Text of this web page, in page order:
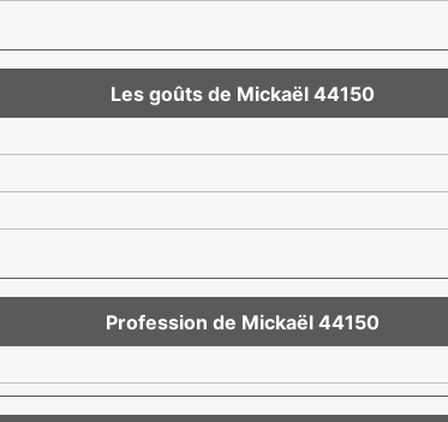
Les goûts de Mickaël 44150
Profession de Mickaël 44150